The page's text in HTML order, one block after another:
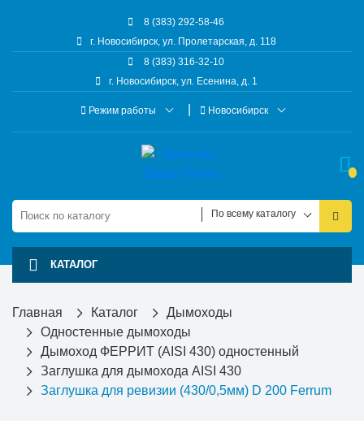
8 (383) 292-58-46
г. Новосибирск, ул. Пролетарская, д. 118
8 (383) 316-32-10
г. Новосибирск, ул. Есенина, д. 1
Режим работы Новосибирск
По всему каталогу
КАТАЛОГ
Главная Каталог
Дымоходы
Одностенные дымоходы
Дымоход ФЕРРИТ (AISI 430) одностенный
Заглушка для дымохода AISI 430
Заглушка для ревизии (430/0,5мм) D 200 Ferrum